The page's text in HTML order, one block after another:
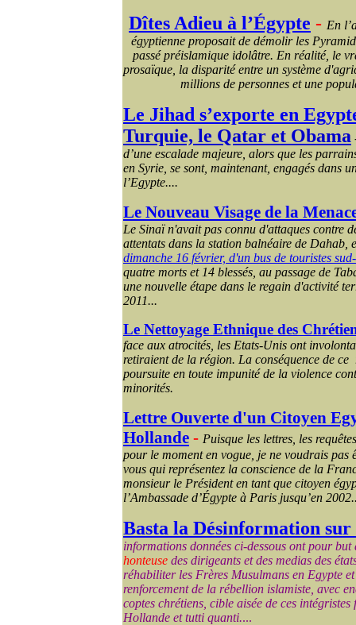
Dîtes Adieu à l’Égypte - En
égyptienne proposait de démolir les
passé préislamique idolâtre. En réalité, le
prosaïque, la disparité entre un système
millions de personnes et une
Le Jihad s’exporte en
Turquie, le Qatar et Obama
d’une escalade majeure, alors que les
en Syrie, se sont, maintenant, engagés dans
l’Egypte....
Le Nouveau Visage de la
Le Sinaï n'avait pas connu d'attaques contre
attentats dans la station balnéaire de Dahab,
dimanche 16 février, d'un bus de touristes
quatre morts et 14 blessés, au passage de
une nouvelle étape dans le regain d'activité
2011...
Le Nettoyage Ethnique des
face aux atrocités, les Etats-Unis ont
retiraient de la région. La conséquence de
poursuite en toute impunité de la violence
minorités.
Lettre Ouverte d'un Citoyen
Hollande - Puisque les lettres, les
pour le moment en vogue, je ne voudrais pas
vous qui représentez la conscience de la
monsieur le Président en tant que citoyen
l’Ambassade d’Égypte à Paris jusqu’en
Basta la Désinformation
informations données ci-dessous ont pour
honteuse des dirigeants et des medias des
réhabiliter les Frères Musulmans en Egypte
renforcement de la rébellion islamiste, avec
coptes chrétiens, cible aisée de ces
Hollande et tutti quanti....